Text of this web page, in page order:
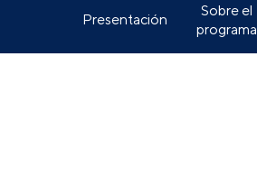
Presentación
Sobre el
programa